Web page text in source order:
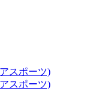
スポーツ)
スポーツ)